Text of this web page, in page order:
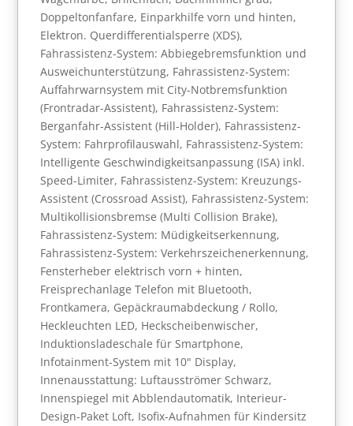
Doppeltonfanfare, Einparkhilfe vorn und hinten,
Elektron. Querdifferentialsperre (XDS),
Fahrassistenz-System: Abbiegebremsfunktion und
Ausweichunterstützung, Fahrassistenz-System:
Auffahrwarnsystem mit City-Notbremsfunktion
(Frontradar-Assistent), Fahrassistenz-System:
Berganfahr-Assistent (Hill-Holder), Fahrassistenz-
System: Fahrprofilauswahl, Fahrassistenz-System:
Intelligente Geschwindigkeitsanpassung (ISA) inkl.
Speed-Limiter, Fahrassistenz-System: Kreuzungs-
Assistent (Crossroad Assist), Fahrassistenz-System:
Multikollisionsbremse (Multi Collision Brake),
Fahrassistenz-System: Müdigkeitserkennung,
Fahrassistenz-System: Verkehrszeichenerkennung,
Fensterheber elektrisch vorn + hinten,
Freisprechanlage Telefon mit Bluetooth,
Frontkamera, Gepäckraumabdeckung / Rollo,
Heckleuchten LED, Heckscheibenwischer,
Induktionsladeschale für Smartphone,
Infotainment-System mit 10" Display,
Innenausstattung: Luftausströmer Schwarz,
Innenspiegel mit Abblendautomatik, Interieur-
Design-Paket Loft, Isofix-Aufnahmen für Kindersitz